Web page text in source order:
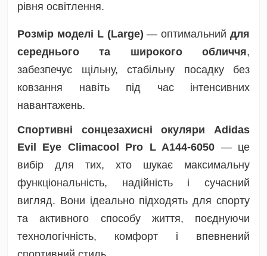
рівня освітлення.
Розмір моделі L (Large) — оптимальний для
середнього та широкого обличчя,
забезпечує щільну, стабільну посадку без
ковзання навіть під час інтенсивних
навантажень.
Спортивні сонцезахисні окуляри Adidas
Evil Eye Climacool Pro L A144-6050 — це
вибір для тих, хто шукає максимальну
функціональність, надійність і сучасний
вигляд. Вони ідеально підходять для спорту
та активного способу життя, поєднуючи
технологічність, комфорт і впевнений